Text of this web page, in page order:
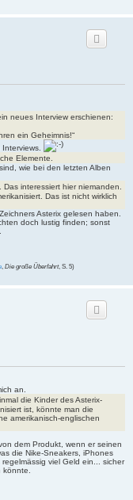
neues Interview erschienen:
ein Geheimnis!“
Elemente.
wie bei den letzten Alben
interessiert hier niemanden.
Das ist nicht wirklich
Asterix gelesen haben.
doch lustig finden; sonst
, Die große Überfahrt, S. 5)
an.
die Kinder des Asterix-
ist, könnte man die
amerikanisch-englischen
dem Produkt, wenn er seinen
die Nike-Sneakers, iPhones
viel Geld ein... sicher